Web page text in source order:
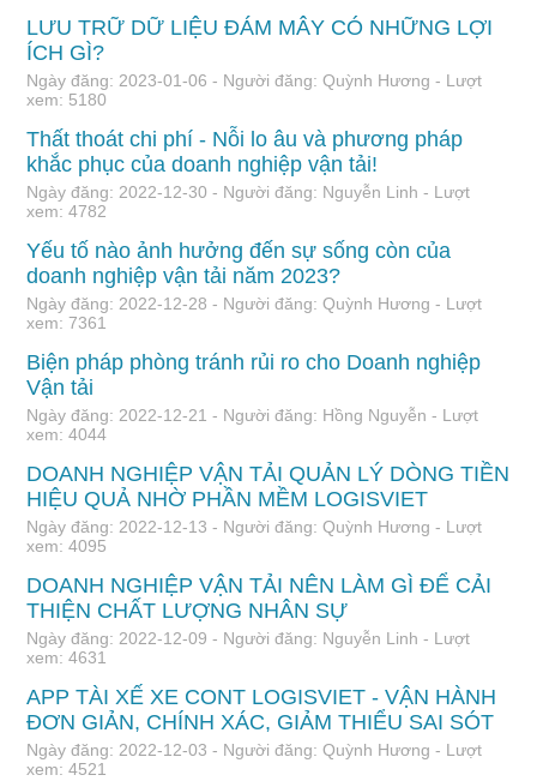
LƯU TRỮ DỮ LIỆU ĐÁM MÂY CÓ NHỮNG LỢI
ÍCH GÌ?
Ngày đăng: 2023-01-06 - Người đăng: Quỳnh Hương - Lượt
xem: 5180
Thất thoát chi phí - Nỗi lo âu và phương pháp
khắc phục của doanh nghiệp vận tải!
Ngày đăng: 2022-12-30 - Người đăng: Nguyễn Linh - Lượt
xem: 4782
Yếu tố nào ảnh hưởng đến sự sống còn của
doanh nghiệp vận tải năm 2023?
Ngày đăng: 2022-12-28 - Người đăng: Quỳnh Hương - Lượt
xem: 7361
Biện pháp phòng tránh rủi ro cho Doanh nghiệp
Vận tải
Ngày đăng: 2022-12-21 - Người đăng: Hồng Nguyễn - Lượt
xem: 4044
DOANH NGHIỆP VẬN TẢI QUẢN LÝ DÒNG TIỀN
HIỆU QUẢ NHỜ PHẦN MỀM LOGISVIET
Ngày đăng: 2022-12-13 - Người đăng: Quỳnh Hương - Lượt
xem: 4095
DOANH NGHIỆP VẬN TẢI NÊN LÀM GÌ ĐỂ CẢI
THIỆN CHẤT LƯỢNG NHÂN SỰ
Ngày đăng: 2022-12-09 - Người đăng: Nguyễn Linh - Lượt
xem: 4631
APP TÀI XẾ XE CONT LOGISVIET - VẬN HÀNH
ĐƠN GIẢN, CHÍNH XÁC, GIẢM THIỂU SAI SÓT
Ngày đăng: 2022-12-03 - Người đăng: Quỳnh Hương - Lượt
xem: 4521